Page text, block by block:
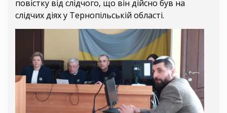
повістку від слідчого, що він дійсно був на
слідчих діях у Тернопільській області.